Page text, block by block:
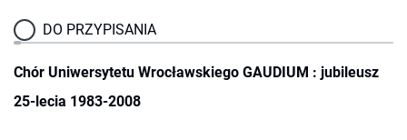
DO PRZYPISANIA
Chór Uniwersytetu Wrocławskiego GAUDIUM : jubileusz
25-lecia 1983-2008